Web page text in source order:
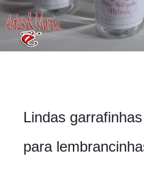
Lindas
para